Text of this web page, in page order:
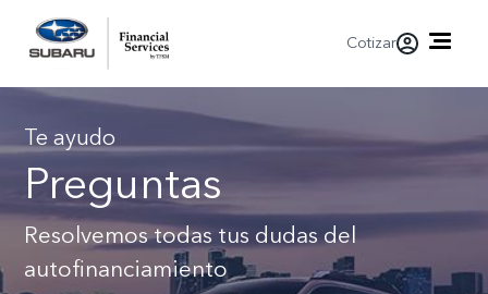
Cotizar
Te ayudo
Preguntas
Resolvemos todas tus dudas del
autofinanciamiento